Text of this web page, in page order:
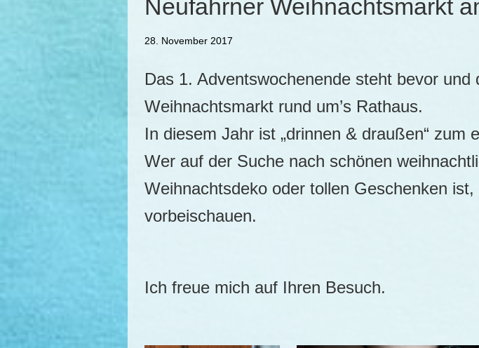
Neufahrner Weihnachtsmarkt
28. November 2017
Das 1. Adventswochenende steht bevor
Weihnachtsmarkt rund um’s Rathaus.
In diesem Jahr ist „drinnen & draußen“ zum
Wer auf der Suche nach schönen
Weihnachtsdeko oder tollen Geschenken
vorbeischauen.
Ich freue mich auf Ihren Besuch.